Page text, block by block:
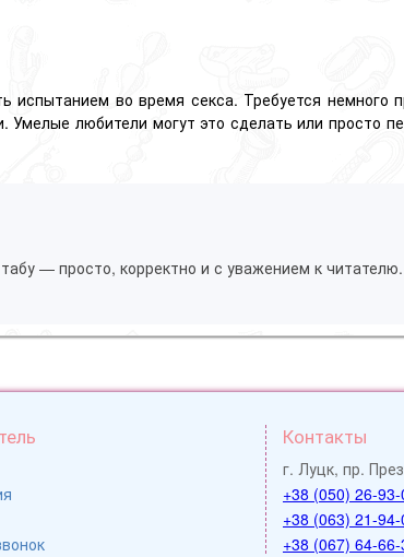
во время секса. Требуется немного
любители могут это сделать или просто
— просто, корректно и с уважением к читателю.
Контакты
г. Луцк, пр.
+38 (050) 26-93-
+38 (063) 21-94-
+38 (067) 64-66-